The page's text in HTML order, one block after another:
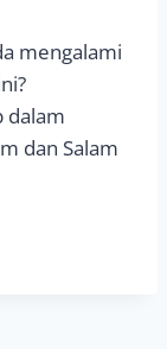
mengalami
dalam
dan Salam